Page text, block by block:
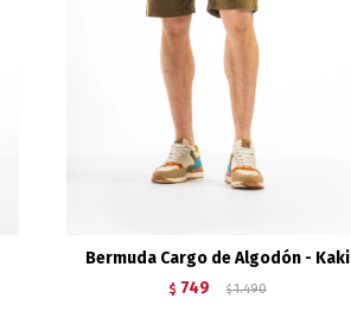
Bermuda Cargo de Algodón - Kaki
$ 749 $ 1.490